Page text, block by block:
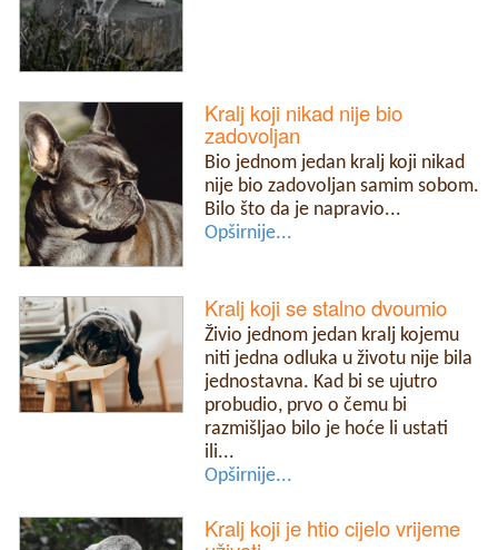
Kralj koji nikad nije bio
zadovoljan
Bio jednom jedan kralj koji nikad
nije bio zadovoljan samim sobom.
Bilo što da je napravio...
Opširnije...
Kralj koji se stalno dvoumio
Živio jednom jedan kralj kojemu
niti jedna odluka u životu nije bila
jednostavna. Kad bi se ujutro
probudio, prvo o čemu bi
razmišljao bilo je hoće li ustati
ili...
Opširnije...
Kralj koji je htio cijelo vrijeme